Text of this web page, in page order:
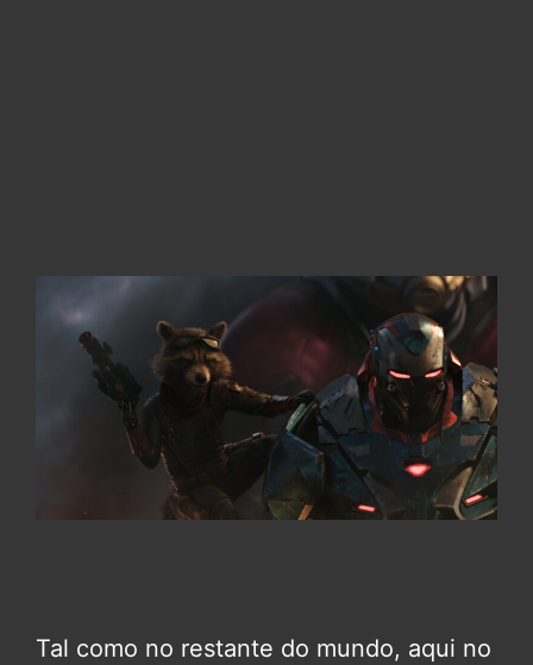
Tal como no restante do mundo, aqui no